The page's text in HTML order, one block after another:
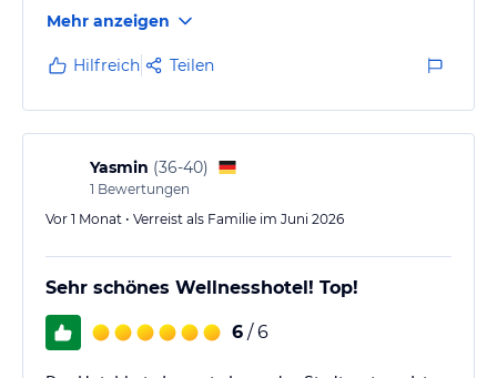
Empfehlung in Preis / Leistung !!!
Mehr anzeigen
Hilfreich Teilen
Yasmin (36-40)
1 Bewertungen
Vor 1 Monat • Verreist als Familie im Juni 2026
Sehr schönes Wellnesshotel! Top!
6 / 6